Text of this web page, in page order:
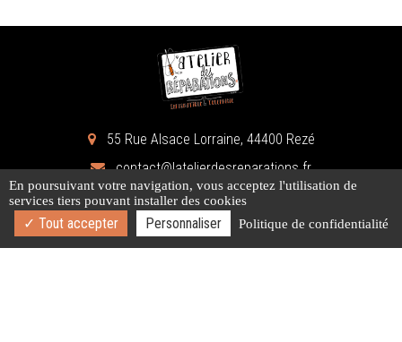
55 Rue Alsace Lorraine, 44400 Rezé
contact@latelierdesreparations.fr
En poursuivant votre navigation, vous acceptez l'utilisation de
services tiers pouvant installer des cookies
Tout accepter Personnaliser Politique de confidentialité